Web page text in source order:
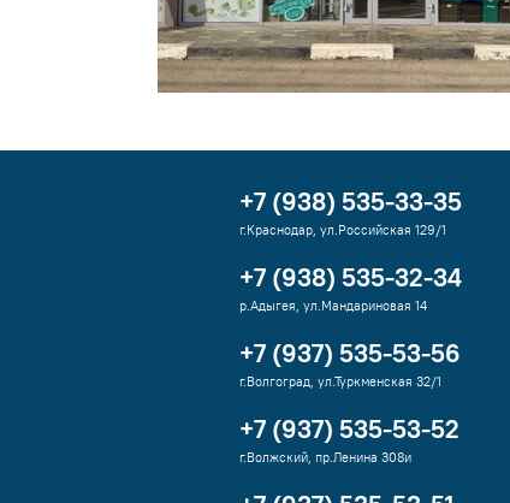
+7 (938) 535-33-35
г.Краснодар, ул.Российская 129/1
+7 (938) 535-32-34
р.Адыгея, ул.Мандариновая 14
+7 (937) 535-53-56
г.Волгоград, ул.Туркменская 32/1
+7 (937) 535-53-52
г.Волжский, пр.Ленина 308и